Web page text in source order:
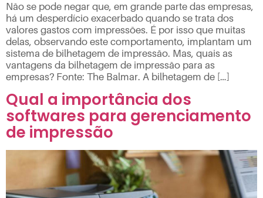
Não se pode negar que, em grande parte das empresas,
há um desperdício exacerbado quando se trata dos
valores gastos com impressões. É por isso que muitas
delas, observando este comportamento, implantam um
sistema de bilhetagem de impressão. Mas, quais as
vantagens da bilhetagem de impressão para as
empresas? Fonte: The Balmar. A bilhetagem de […]
Qual a importância dos
softwares para gerenciamento
de impressão